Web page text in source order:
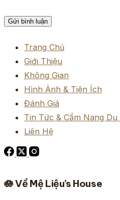
Gửi bình luận
Trang Chủ
Giới Thiệu
Không Gian
Hình Ảnh & Tiện Ích
Đánh Giá
Tin Tức & Cẩm Nang
Liên Hệ
🪷 Về Mệ Liệu’s House